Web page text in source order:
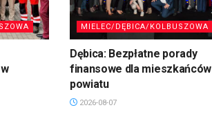
MIELEC/DĘBICA/KOLBUSZOWA
Dębica: Bezpłatne porady
finansowe dla mieszkańców
powiatu
2026-08-07